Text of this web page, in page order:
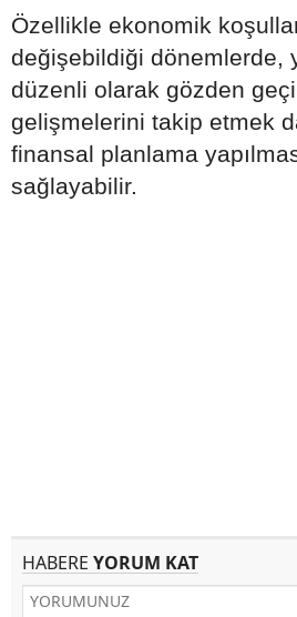
Özellikle ekonomik
değişebildiği dönemlerde,
düzenli olarak gözden
gelişmelerini takip etmek
finansal planlama
sağlayabilir.
HABERE YORUM KAT